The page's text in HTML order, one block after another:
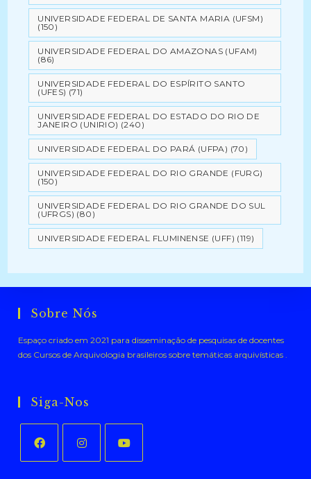
UNIVERSIDADE FEDERAL DE SANTA MARIA (UFSM)
(150)
UNIVERSIDADE FEDERAL DO AMAZONAS (UFAM)
(86)
UNIVERSIDADE FEDERAL DO ESPÍRITO SANTO
(UFES) (71)
UNIVERSIDADE FEDERAL DO ESTADO DO RIO DE
JANEIRO (UNIRIO) (240)
UNIVERSIDADE FEDERAL DO PARÁ (UFPA) (70)
UNIVERSIDADE FEDERAL DO RIO GRANDE (FURG)
(150)
UNIVERSIDADE FEDERAL DO RIO GRANDE DO SUL
(UFRGS) (80)
UNIVERSIDADE FEDERAL FLUMINENSE (UFF) (119)
Sobre Nós
Espaço criado em 2021 para disseminação de pesquisas de docentes
dos Cursos de Arquivologia brasileiros sobre temáticas arquivísticas .
Siga-Nos